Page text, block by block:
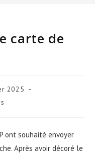
carte de
2025
ont souhaité envoyer
Après avoir décoré le